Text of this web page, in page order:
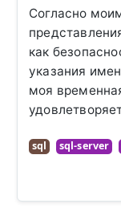
Согласно
как
указания
моя
sql sql-server